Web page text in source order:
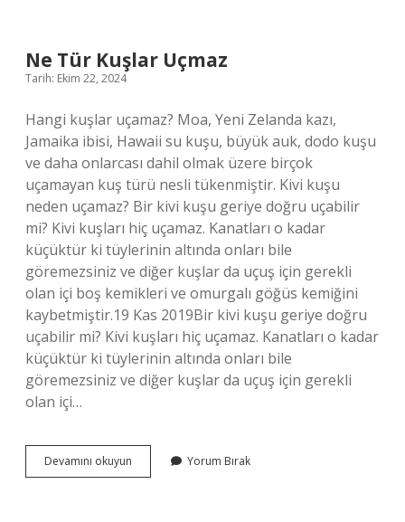
Ne Tür Kuşlar Uçmaz
Tarih: Ekim 22, 2024
Hangi kuşlar uçamaz? Moa, Yeni Zelanda kazı,
Jamaika ibisi, Hawaii su kuşu, büyük auk, dodo kuşu
ve daha onlarcası dahil olmak üzere birçok
uçamayan kuş türü nesli tükenmiştir. Kivi kuşu
neden uçamaz? Bir kivi kuşu geriye doğru uçabilir
mi? Kivi kuşları hiç uçamaz. Kanatları o kadar
küçüktür ki tüylerinin altında onları bile
göremezsiniz ve diğer kuşlar da uçuş için gerekli
olan içi boş kemikleri ve omurgalı göğüs kemiğini
kaybetmiştir.19 Kas 2019Bir kivi kuşu geriye doğru
uçabilir mi? Kivi kuşları hiç uçamaz. Kanatları o kadar
küçüktür ki tüylerinin altında onları bile
göremezsiniz ve diğer kuşlar da uçuş için gerekli
olan içi…
Devamını okuyun
Tür
Yorum Bırak